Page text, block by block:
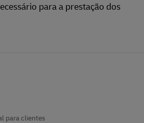
para a prestação dos
para clientes